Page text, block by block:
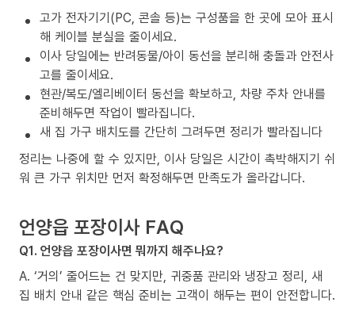
고가 전자기기(PC, 콘솔 등)는 구성품을 한 곳에 모아 표시
해 케이블 분실을 줄이세요.
이사 당일에는 반려동물/아이 동선을 분리해 충돌과 안전사
고를 줄이세요.
현관/복도/엘리베이터 동선을 확보하고, 차량 주차 안내를
준비해두면 작업이 빨라집니다.
새 집 가구 배치도를 간단히 그려두면 정리가 빨라집니다
정리는 나중에 할 수 있지만, 이사 당일은 시간이 촉박해지기 쉬
워 큰 가구 위치만 먼저 확정해두면 만족도가 올라갑니다.
언양읍 포장이사 FAQ
Q1. 언양읍 포장이사면 뭐까지 해주나요?
A. ‘거의’ 줄어드는 건 맞지만, 귀중품 관리와 냉장고 정리, 새
집 배치 안내 같은 핵심 준비는 고객이 해두는 편이 안전합니다.